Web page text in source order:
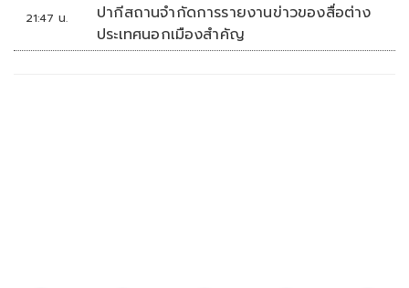
21:47 น.
ปากีสถานจำกัดการรายงานข่าวของสื่อต่าง
ประเทศนอกเมืองสำคัญ